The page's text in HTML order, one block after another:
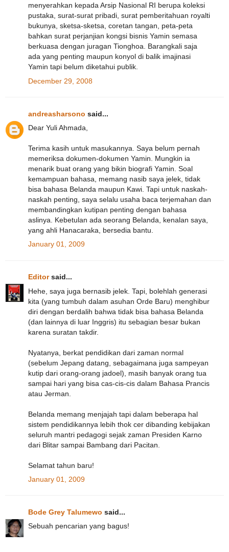
menyerahkan kepada Arsip Nasional RI berupa koleksi
pustaka, surat-surat pribadi, surat pemberitahuan royalti
bukunya, sketsa-sketsa, coretan tangan, peta-peta
bahkan surat perjanjian kongsi bisnis Yamin semasa
berkuasa dengan juragan Tionghoa. Barangkali saja
ada yang penting maupun konyol di balik imajinasi
Yamin tapi belum diketahui publik.
December 29, 2008
andreasharsono said...
Dear Yuli Ahmada,
Terima kasih untuk masukannya. Saya belum pernah
memeriksa dokumen-dokumen Yamin. Mungkin ia
menarik buat orang yang bikin biografi Yamin. Soal
kemampuan bahasa, memang nasib saya jelek, tidak
bisa bahasa Belanda maupun Kawi. Tapi untuk naskah-
naskah penting, saya selalu usaha baca terjemahan dan
membandingkan kutipan penting dengan bahasa
aslinya. Kebetulan ada seorang Belanda, kenalan saya,
yang ahli Hanacaraka, bersedia bantu.
January 01, 2009
Editorsaid...
Hehe, saya juga bernasib jelek. Tapi, bolehlah generasi
kita (yang tumbuh dalam asuhan Orde Baru) menghibur
diri dengan berdalih bahwa tidak bisa bahasa Belanda
(dan lainnya di luar Inggris) itu sebagian besar bukan
karena suratan takdir.
Nyatanya, berkat pendidikan dari zaman normal
(sebelum Jepang datang, sebagaimana juga sampeyan
kutip dari orang-orang jadoel), masih banyak orang tua
sampai hari yang bisa cas-cis-cis dalam Bahasa Prancis
atau Jerman.
Belanda memang menjajah tapi dalam beberapa hal
sistem pendidikannya lebih thok cer dibanding kebijakan
seluruh mantri pedagogi sejak zaman Presiden Karno
dari Blitar sampai Bambang dari Pacitan.
Selamat tahun baru!
January 01, 2009
Bode Grey Talumewo said...
Sebuah pencarian yang bagus!